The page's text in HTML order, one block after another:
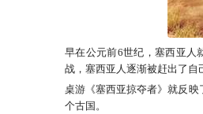
早在公元前6世纪，塞西亚人
战，塞西亚人逐渐被赶出了自
桌游《塞西亚掠夺者》就反
个古国。